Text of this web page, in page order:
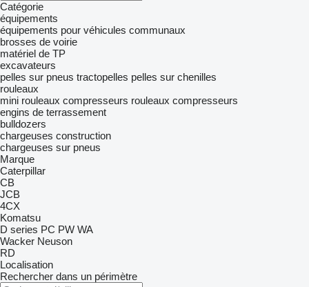
Catégorie
équipements
équipements pour véhicules communaux
brosses de voirie
matériel de TP
excavateurs
pelles sur pneus tractopelles pelles sur chenilles
rouleaux
mini rouleaux compresseurs rouleaux compresseurs
engins de terrassement
bulldozers
chargeuses construction
chargeuses sur pneus
Marque
Caterpillar
CB
JCB
4CX
Komatsu
D series PC PW WA
Wacker Neuson
RD
Localisation
Rechercher dans un périmètre